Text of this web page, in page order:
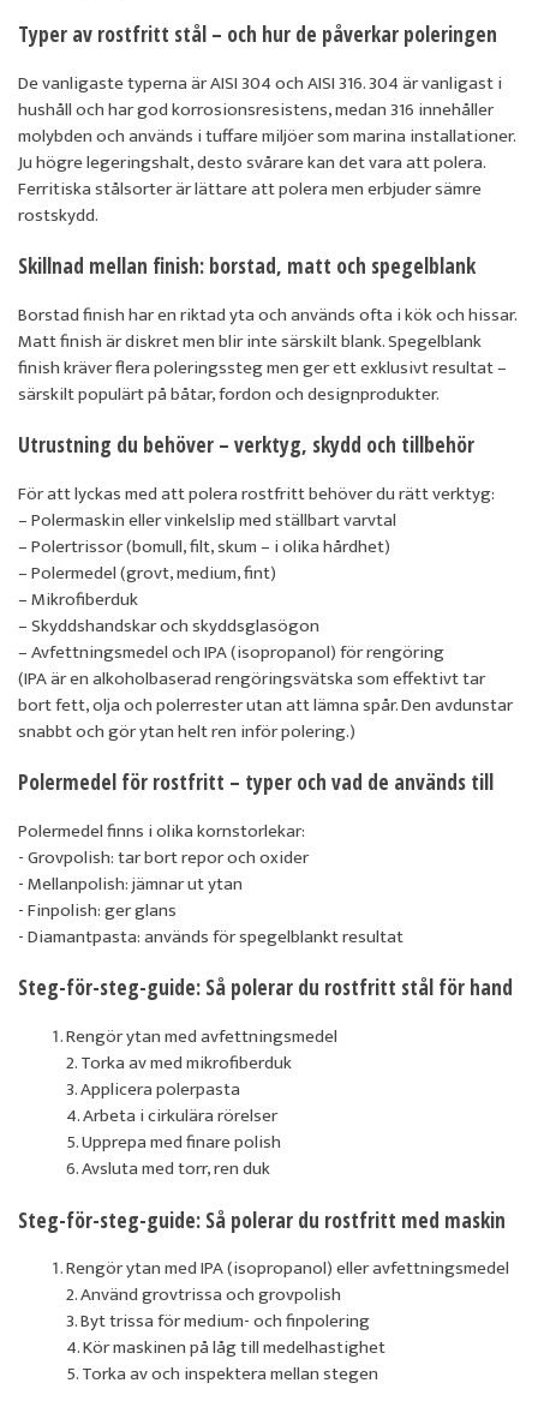
Typer av rostfritt stål – och hur de påverkar poleringen
De vanligaste typerna är AISI 304 och AISI 316. 304 är vanligast i
hushåll och har god korrosionsresistens, medan 316 innehåller
molybden och används i tuffare miljöer som marina installationer.
Ju högre legeringshalt, desto svårare kan det vara att polera.
Ferritiska stålsorter är lättare att polera men erbjuder sämre
rostskydd.
Skillnad mellan finish: borstad, matt och spegelblank
Borstad finish har en riktad yta och används ofta i kök och hissar.
Matt finish är diskret men blir inte särskilt blank. Spegelblank
finish kräver flera poleringssteg men ger ett exklusivt resultat –
särskilt populärt på båtar, fordon och designprodukter.
Utrustning du behöver – verktyg, skydd och tillbehör
För att lyckas med att polera rostfritt behöver du rätt verktyg:
– Polermaskin eller vinkelslip med ställbart varvtal
– Polertrissor (bomull, filt, skum – i olika hårdhet)
– Polermedel (grovt, medium, fint)
– Mikrofiberduk
– Skyddshandskar och skyddsglasögon
– Avfettningsmedel och IPA (isopropanol) för rengöring
(IPA är en alkoholbaserad rengöringsvätska som effektivt tar
bort fett, olja och polerrester utan att lämna spår. Den avdunstar
snabbt och gör ytan helt ren inför polering.)
Polermedel för rostfritt – typer och vad de används till
Polermedel finns i olika kornstorlekar:
- Grovpolish: tar bort repor och oxider
- Mellanpolish: jämnar ut ytan
- Finpolish: ger glans
- Diamantpasta: används för spegelblankt resultat
Steg-för-steg-guide: Så polerar du rostfritt stål för hand
Rengör ytan med avfettningsmedel
2. Torka av med mikrofiberduk
3. Applicera polerpasta
4. Arbeta i cirkulära rörelser
5. Upprepa med finare polish
6. Avsluta med torr, ren duk
Steg-för-steg-guide: Så polerar du rostfritt med maskin
Rengör ytan med IPA (isopropanol) eller avfettningsmedel
2. Använd grovtrissa och grovpolish
3. Byt trissa för medium- och finpolering
4. Kör maskinen på låg till medelhastighet
5. Torka av och inspektera mellan stegen